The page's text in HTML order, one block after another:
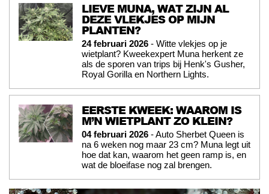
LIEVE MUNA, WAT ZIJN AL
DEZE VLEKJES OP MIJN
PLANTEN?
24 februari 2026 - Witte vlekjes op je
wietplant? Kweekexpert Muna herkent ze
als de sporen van trips bij Henk's Gusher,
Royal Gorilla en Northern Lights.
EERSTE KWEEK: WAAROM IS
M’N WIETPLANT ZO KLEIN?
04 februari 2026 - Auto Sherbet Queen is
na 6 weken nog maar 23 cm? Muna legt uit
hoe dat kan, waarom het geen ramp is, en
wat de bloeifase nog zal brengen.